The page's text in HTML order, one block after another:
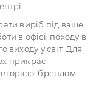
виріб під ваше
в офісі, походу в
виходу у світ. Для
прикрас
брендом,